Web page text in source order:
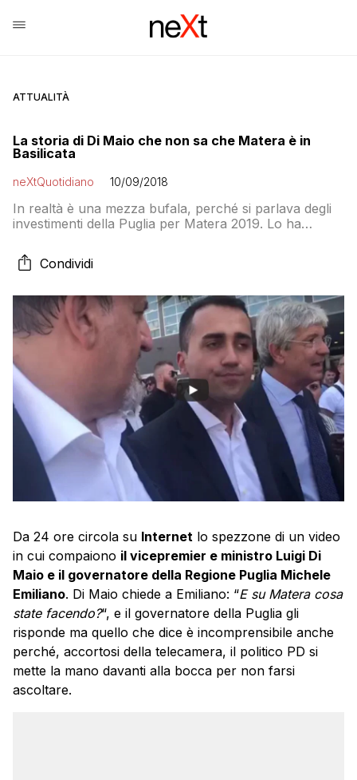
ATTUALITÀ
La storia di Di Maio che non sa che Matera è in
Basilicata
neXtQuotidiano 10/09/2018
In realtà è una mezza bufala, perché si parlava degli
investimenti della Puglia per Matera 2019. Lo ha
Condividi
Da 24 ore circola su Internet lo spezzone di un video
in cui compaiono il vicepremier e ministro Luigi Di
Maio e il governatore della Regione Puglia Michele
Emiliano. Di Maio chiede a Emiliano: “E su Matera cosa
state facendo?“, e il governatore della Puglia gli
risponde ma quello che dice è incomprensibile anche
perché, accortosi della telecamera, il politico PD si
mette la mano davanti alla bocca per non farsi
ascoltare.